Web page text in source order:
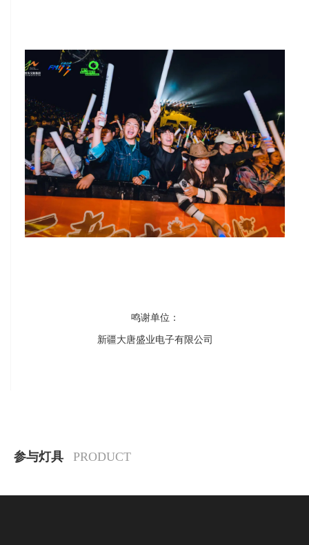
鸣谢单位：
新疆大唐盛业电子有限公司
参与灯具 PRODUCT